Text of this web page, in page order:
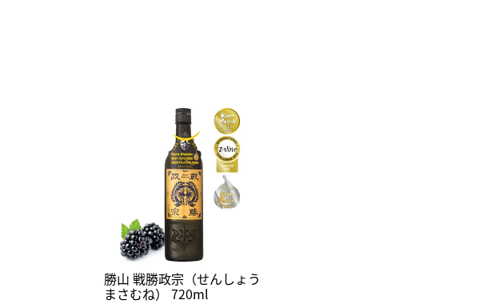
勝山 戦勝政宗（せんしょう
まさむね） 720ml